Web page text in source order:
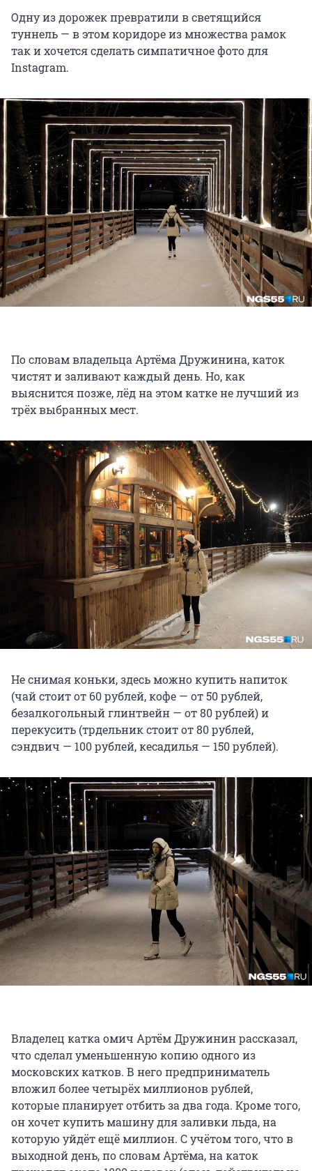
Одну из дорожек превратили в светящийся
туннель — в этом коридоре из множества рамок
так и хочется сделать симпатичное фото для
Instagram.
По словам владельца Артёма Дружинина, каток
чистят и заливают каждый день. Но, как
выяснится позже, лёд на этом катке не лучший из
трёх выбранных мест.
Не снимая коньки, здесь можно купить напиток
(чай стоит от 60 рублей, кофе — от 50 рублей,
безалкогольный глинтвейн — от 80 рублей) и
перекусить (трдельник стоит от 80 рублей,
сэндвич — 100 рублей, кесадилья — 150 рублей).
Владелец катка омич Артём Дружинин рассказал,
что сделал уменьшенную копию одного из
московских катков. В него предприниматель
вложил более четырёх миллионов рублей,
которые планирует отбить за два года. Кроме того,
он хочет купить машину для заливки льда, на
которую уйдёт ещё миллион. С учётом того, что в
выходной день, по словам Артёма, на каток